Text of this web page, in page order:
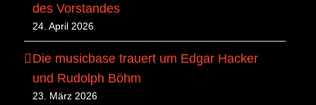
des Vorstandes
24. April 2026
Die musicbase trauert um Edgar Hacker
und Rudolph Böhm
23. März 2026